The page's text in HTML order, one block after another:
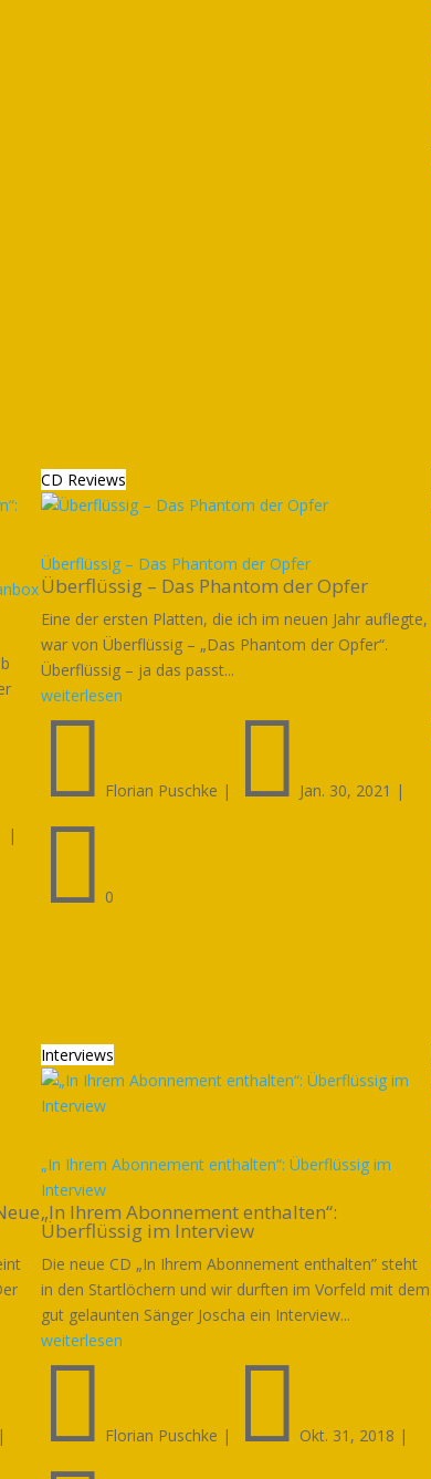
|
CD Reviews
Überflüssig – Das Phantom der Opfer
Überflüssig – Das Phantom der Opfer
Eine der ersten Platten, die ich im neuen Jahr auflegte,
war von Überflüssig – „Das Phantom der Opfer“.
Überflüssig – ja das passt...
weiterlesen
 Florian Puschke |  Jan. 30, 2021 |
 0
Interviews
„In Ihrem Abonnement enthalten“: Überflüssig im
Interview
„In Ihrem Abonnement enthalten“:
Überflüssig im Interview
Die neue CD „In Ihrem Abonnement enthalten” steht
in den Startlöchern und wir durften im Vorfeld mit dem
gut gelaunten Sänger Joscha ein Interview...
weiterlesen
 Florian Puschke |  Okt. 31, 2018 |